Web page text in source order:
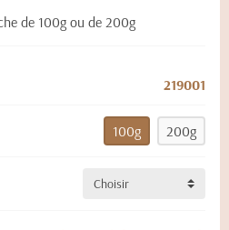
de 100g ou de 200g
219001
100g 200g